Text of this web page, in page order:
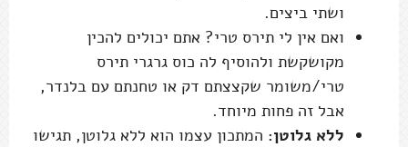
ושתי ביצים.
ואם אין לי תירס טרי? אתם יכולים להכין
מקושקשת ולהוסיף לה כוס גרגרי תירס
טרי/משומר שקצצתם דק או טחנתם עם בלנדר,
אבל זה פחות מיוחד.
ללא גלוטן: המתכון עצמו הוא ללא גלוטן, תגישו